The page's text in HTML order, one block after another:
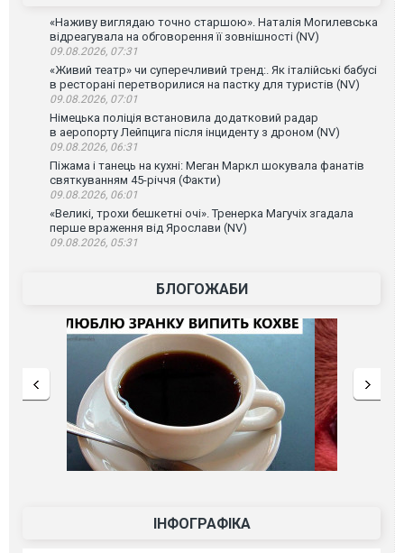
«Наживу виглядаю точно старшою». Наталія Могилевська
відреагувала на обговорення її зовнішності (NV)
09.08.2026, 07:31
«Живий театр» чи суперечливий тренд:. Як італійські бабусі
в ресторані перетворилися на пастку для туристів (NV)
09.08.2026, 07:01
Німецька поліція встановила додатковий радар
в аеропорту Лейпцига після інциденту з дроном (NV)
09.08.2026, 06:31
Піжама і танець на кухні: Меган Маркл шокувала фанатів
святкуванням 45-річчя (Факти)
09.08.2026, 06:01
«Великі, трохи бешкетні очі». Тренерка Магучіх згадала
перше враження від Ярослави (NV)
09.08.2026, 05:31
БЛОГОЖАБИ
ІНФОГРАФІКА